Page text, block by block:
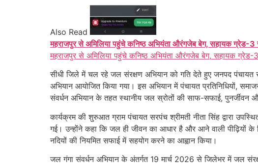
Also Read
महराजपुर से अमिलिया पहुंचे कनिष्ठ अभियंता औरंगजेब बेग, सहायक ग्रेड-3
महराजपुर से अमिलिया पहुंचे कनिष्ठ अभियंता औरंगजेब बेग, सहायक ग्रेड-3
सीधी जिले में चल रहे जल संरक्षण अभियान को गति देते हुए जनपद पंचायत
अभियान आयोजित किया गया। इस अभियान में पंचायत प्रतिनिधियों,
संवर्धन अभियान के तहत स्थानीय जल स्रोतों की साफ-सफाई, पुनर्जीवन
कार्यक्रम की शुरुआत ग्राम पंचायत सरपंच श्रीमती नीता सिंह द्वारा
गई। उन्होंने कहा कि जल ही जीवन का आधार है और आने वाली पीढ़ियों के
नदियों की नियमित सफाई में सहयोग करने का आह्वान किया।
जल गंगा संवर्धन अभियान के अंतर्गत 19 मार्च 2026 से जिलेभर में जल